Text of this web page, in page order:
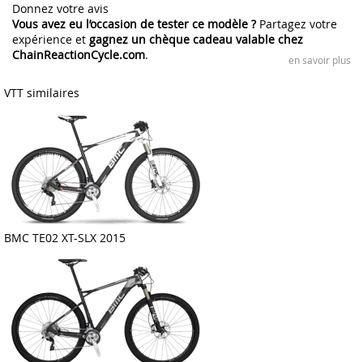
Donnez votre avis
Vous avez eu l’occasion de tester ce modèle ?Partagez votre
expérience et gagnez un chèque cadeau valable chez
ChainReactionCycle.com. en savoir plus
VTT similaires
BMC TE02 XT-SLX 2015